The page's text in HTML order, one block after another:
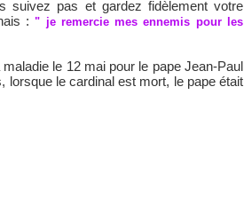
suivez pas et gardez fidèlement votre
:" je remercie mes ennemis pour les
le 12 mai pour le pape Jean-Paul
lorsque le cardinal est mort, le pape était